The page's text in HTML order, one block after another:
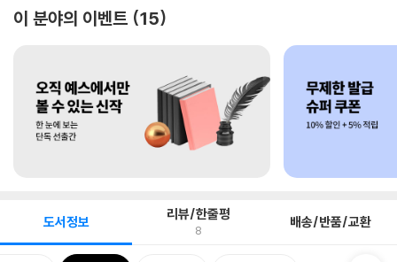
이 분야의 이벤트 15
도서정보 리뷰/한줄평
8 배송/반품/교환